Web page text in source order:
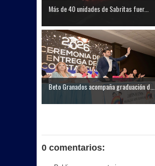
Más de 40 unidades de Sabritas fuer...
Beto Granados acompaña graduación d...
0 comentarios: